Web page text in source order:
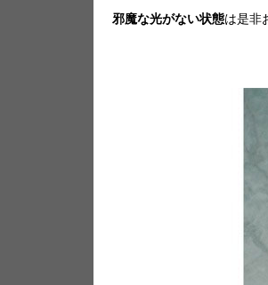
邪魔な光がない状態は是非